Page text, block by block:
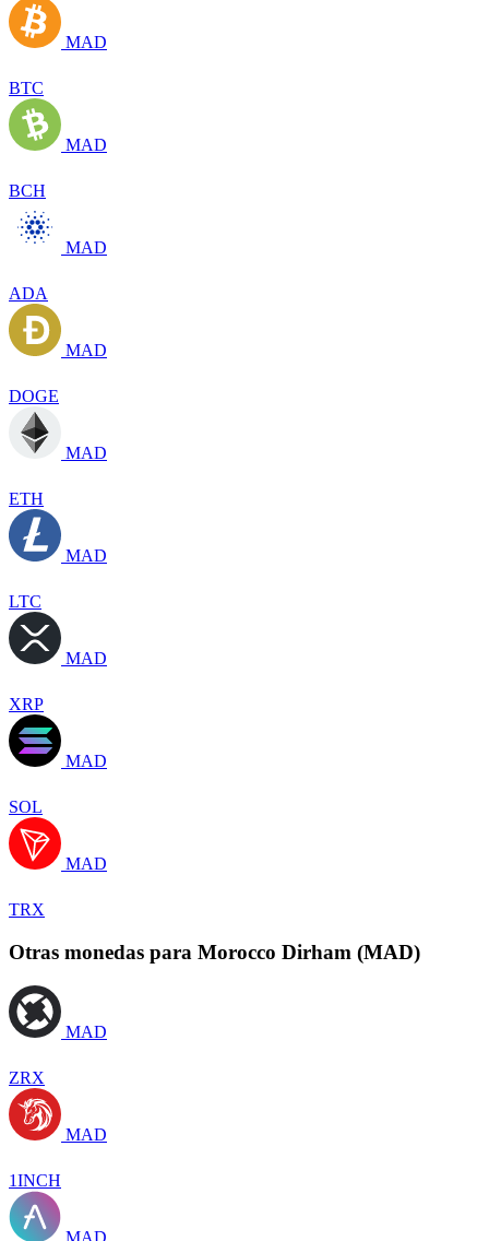
MAD
BTC
MAD
BCH
MAD
ADA
MAD
DOGE
MAD
ETH
MAD
LTC
MAD
XRP
MAD
SOL
MAD
TRX
Otras monedas para Morocco Dirham (MAD)
MAD
ZRX
MAD
1INCH
MAD